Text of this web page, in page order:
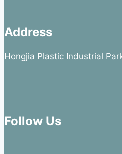
Address
Hongjia Plastic Industrial
Follow Us